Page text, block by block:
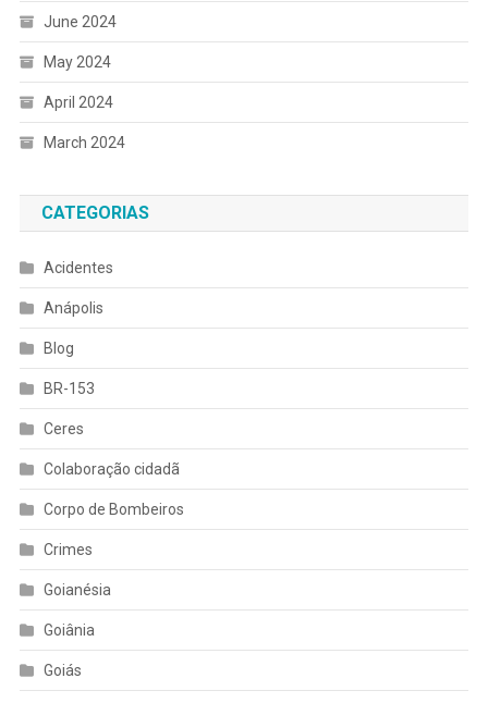
June 2024
May 2024
April 2024
March 2024
CATEGORIAS
Acidentes
Anápolis
Blog
BR-153
Ceres
Colaboração cidadã
Corpo de Bombeiros
Crimes
Goianésia
Goiânia
Goiás